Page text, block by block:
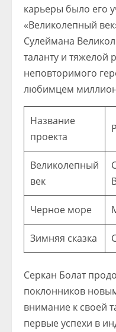
карьеры было его
«Великолепный
Сулеймана
таланту и тяжелой
неповторимого
любимцем
Название
проекта
Великолепный
век
Черное море
Зимняя сказка
Серкан Болат
поклонников
внимание к своей
первые успехи в